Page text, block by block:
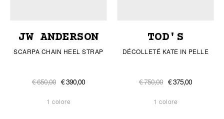
JW ANDERSON
SCARPA CHAIN HEEL STRAP
€ 650,00 € 390,00
1 colore
TOD'S
DÉCOLLETÉ KATE IN PELLE
€ 750,00 € 375,00
1 colore